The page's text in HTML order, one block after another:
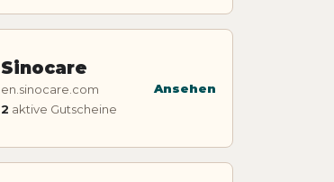
Sinocare
en.sinocare.com
2 aktive Gutscheine
Ansehen